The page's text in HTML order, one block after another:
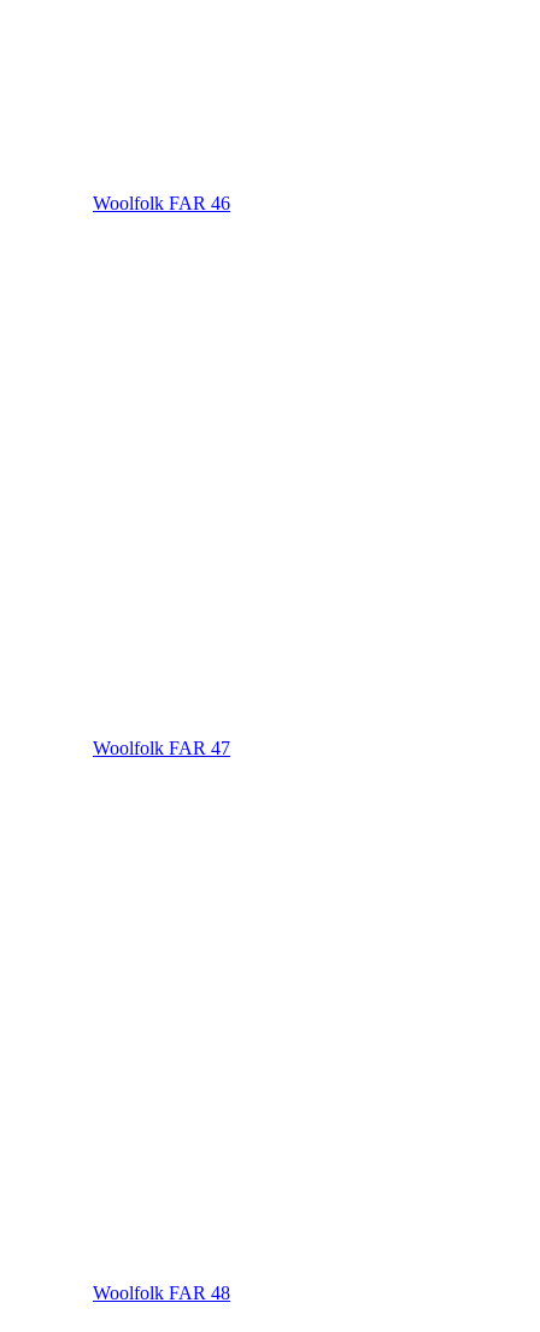
Woolfolk FAR 46
Woolfolk FAR 47
Woolfolk FAR 48